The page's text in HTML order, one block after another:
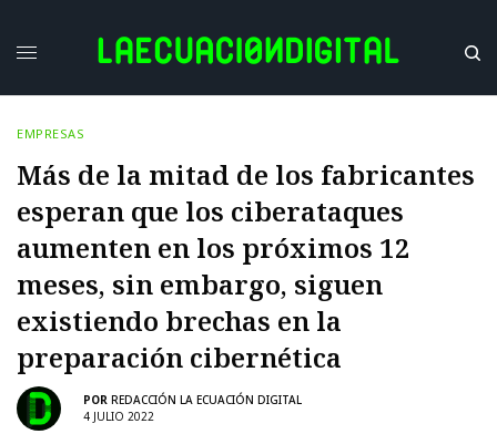
EMPRESAS
Más de la mitad de los fabricantes
esperan que los ciberataques
aumenten en los próximos 12
meses, sin embargo, siguen
existiendo brechas en la
preparación cibernética
POR REDACCIÓN LA ECUACIÓN DIGITAL
4 JULIO 2022